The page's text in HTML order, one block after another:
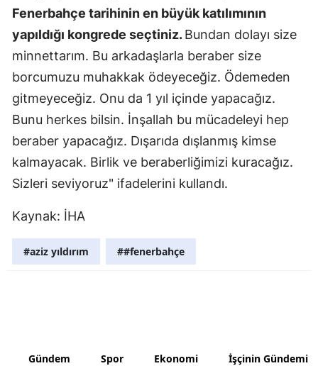
Rize
Sakarya
Siirt
Sinop
Fenerbahçe tarihinin en büyük katılımının
yapıldığı kongrede seçtiniz.Bundan dolayı size
minnettarım. Bu arkadaşlarla beraber size
borcumuzu muhakkak ödeyeceğiz. Ödemeden
gitmeyeceğiz. Onu da 1 yıl içinde yapacağız.
Bunu herkes bilsin. İnşallah bu mücadeleyi hep
beraber yapacağız. Dışarıda dışlanmış kimse
kalmayacak. Birlik ve beraberliğimizi kuracağız.
Sizleri seviyoruz" ifadelerini kullandı.
Kaynak: İHA
#aziz yıldırım ##fenerbahçe
Gündem Spor Ekonomi İşçinin Gündemi